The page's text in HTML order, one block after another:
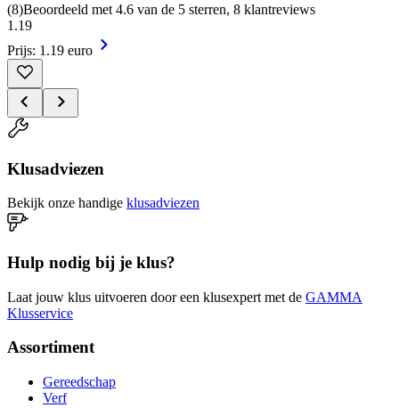
(8)Beoordeeld met 4.6 van de 5 sterren, 8 klantreviews
1 .19
Prijs: 1.19 euro
Klusadviezen
Bekijk onze handige klusadviezen
Hulp nodig bij je klus?
Laat jouw klus uitvoeren door een klusexpert met de GAMMA
Klusservice
Assortiment
Gereedschap
Verf